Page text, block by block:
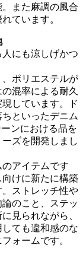
また麻調の風合
ています。
にも涼しげかつ
ポリエステルが
混率による耐久
しています。ド
といったデニム
ンにおける品を
ズを開発しまし
アイテムです
けに新たに構築
ストレッチ性や
のこと、ステッ
見られながら、
ても違和感のな
ォームです。